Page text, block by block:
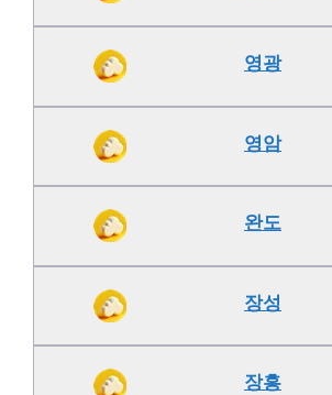
영광
영암
완도
장성
장흥